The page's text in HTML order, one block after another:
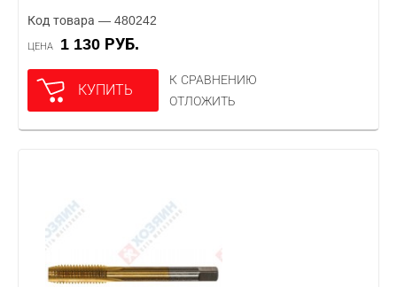
Код товара — 480242
ЦЕНА 1 130 РУБ.
КУПИТЬ
К СРАВНЕНИЮ
ОТЛОЖИТЬ